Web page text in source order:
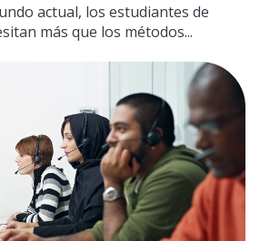
actual, los estudiantes de
más que los métodos...